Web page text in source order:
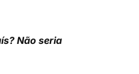
Não seria